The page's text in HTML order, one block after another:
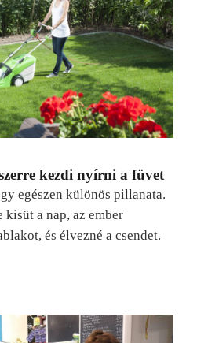
kezdi nyírni a füvet
egészen különös pillanata.
kisüt a nap, az ember
és élvezné a csendet.